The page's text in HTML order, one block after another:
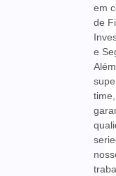
em
de
e
time,